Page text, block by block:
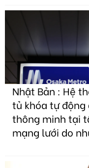
Nhật Bản : Hệ
tủ khóa tự
thông minh tại
mạng lưới do